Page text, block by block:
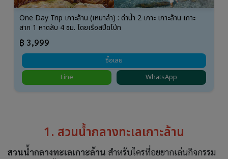
One Day Trip เกาะล้าน (เหมาลำ) : Kohlarn Voyage ล่องเรือ
ไม้ Exclusive เกาะสาก หาดลับ
฿ 4,999
ซื้อเลย
Line
WhatsApp
1. สวนน้ำกลางทะเลเกาะล้าน
สวนน้ำกลางทะเลเกาะล้าน สำหรับใครที่อยยากเล่นกิจกรรม